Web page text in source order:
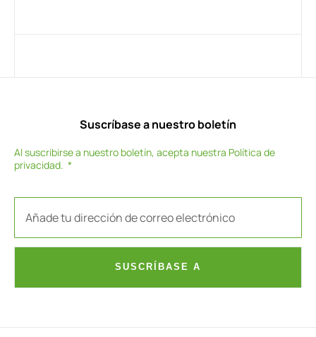
Suscríbase a nuestro boletín
Al suscribirse a nuestro boletín, acepta nuestra Política de
privacidad.
SUSCRÍBASE A